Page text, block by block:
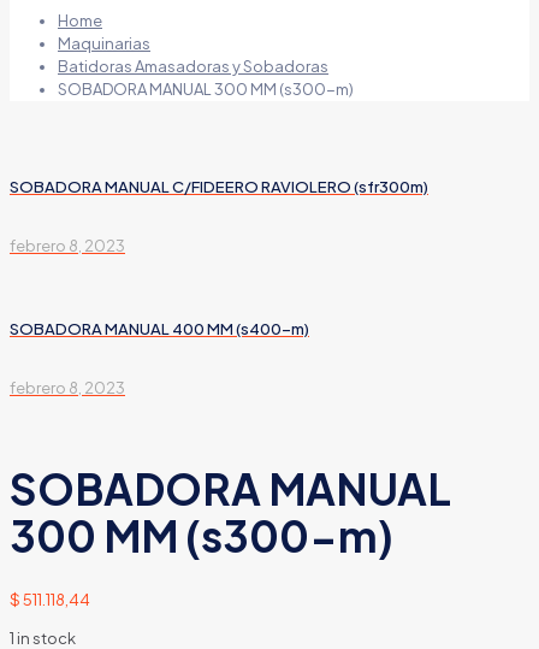
Home
Maquinarias
Batidoras Amasadoras y Sobadoras
SOBADORA MANUAL 300 MM (s300-m)
SOBADORA MANUAL C/FIDEERO RAVIOLERO (sfr300m)
febrero 8, 2023
SOBADORA MANUAL 400 MM (s400-m)
febrero 8, 2023
SOBADORA MANUAL
300 MM (s300-m)
$511.118,44
1 in stock